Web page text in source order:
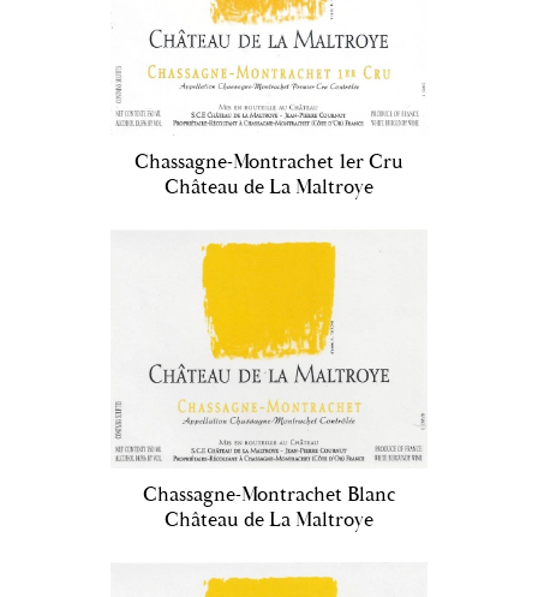
Chassagne-Montrachet 1er Cru
Château de La Maltroye
Chassagne-Montrachet Blanc
Château de La Maltroye